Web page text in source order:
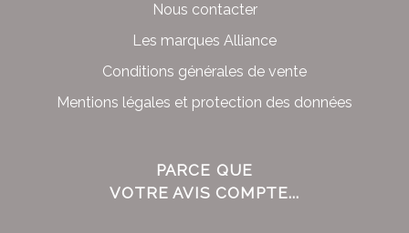
Nous contacter
Les marques Alliance
Conditions générales de vente
Mentions légales et protection des données
PARCE QUE
VOTRE AVIS COMPTE...